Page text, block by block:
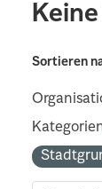
Sortieren